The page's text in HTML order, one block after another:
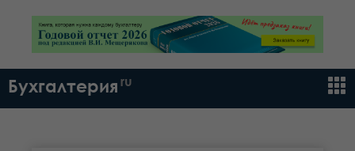
Бухгалтерия ru